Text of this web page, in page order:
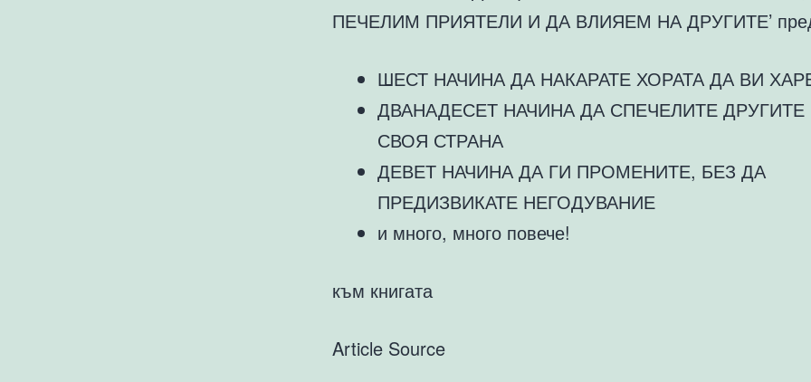
ПЕЧЕЛИМ ПРИЯТЕЛИ И ДА ВЛИЯЕМ НА ДРУГИТЕ’
ШЕСТ НАЧИНА ДА НАКАРАТЕ ХОРАТА ДА ВИ
ДВАНАДЕСЕТ НАЧИНА ДА СПЕЧЕЛИТЕ ДРУГИТЕ
СВОЯ СТРАНА
ДЕВЕТ НАЧИНА ДА ГИ ПРОМЕНИТЕ, БЕЗ ДА
ПРЕДИЗВИКАТЕ НЕГОДУВАНИЕ
и много, много повече!
към книгата
Article Source